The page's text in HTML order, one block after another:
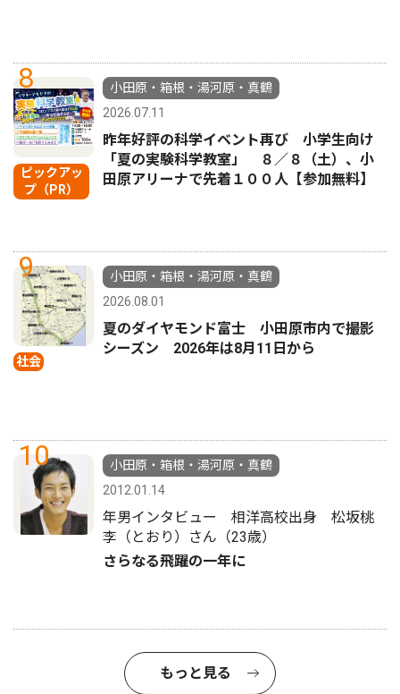
8
ピックアッ
プ（PR）
小田原・箱根・湯河原・真鶴
2026.07.11
昨年好評の科学イベント再び 小学生向け
「夏の実験科学教室」 ８／８（土）、小
田原アリーナで先着１００人【参加無料】
9
社会
小田原・箱根・湯河原・真鶴
2026.08.01
夏のダイヤモンド富士 小田原市内で撮影
シーズン 2026年は8月11日から
10
小田原・箱根・湯河原・真鶴
2012.01.14
年男インタビュー 相洋高校出身 松坂桃
李（とおり）さん（23歳）
さらなる飛躍の一年に
もっと見る